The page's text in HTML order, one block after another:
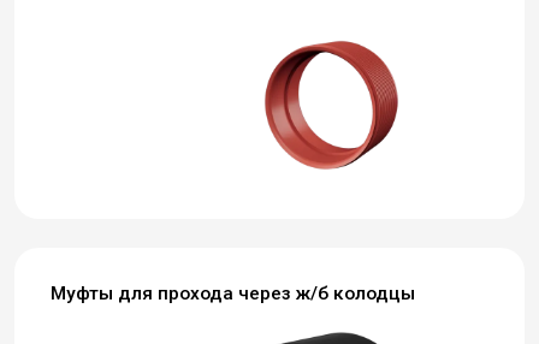
Муфты для прохода через ж/б колодцы